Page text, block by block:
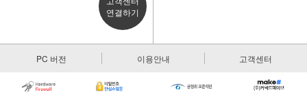
연결하기
PC 버전 이용안내 고객센터